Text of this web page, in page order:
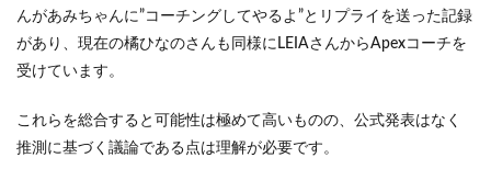
男性
配信
者と
の関
上エ
ード
んがあみちゃんに”コーチングしてやるよ”とリプライを送った記録
があり、現在の橘ひなのさんも同様にLEIAさんからApexコーチを
受けています。
これらを総合すると可能性は極めて高いものの、公式発表はなく
推測に基づく議論である点は理解が必要です。